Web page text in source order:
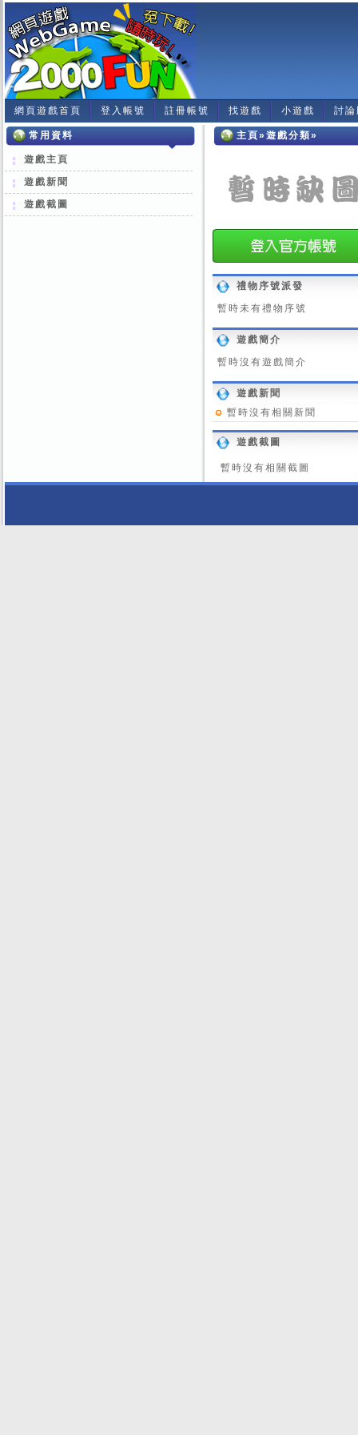
網頁遊戲首頁 登入帳號 註冊帳號 找遊戲 小遊戲 討
常用資料
遊戲主頁
遊戲新聞
遊戲截圖
主頁»遊戲分類»
禮物序號派發
暫時未有禮物序號
遊戲簡介
暫時沒有遊戲簡介
遊戲新聞
暫時沒有相關新聞
遊戲截圖
暫時沒有相關截圖